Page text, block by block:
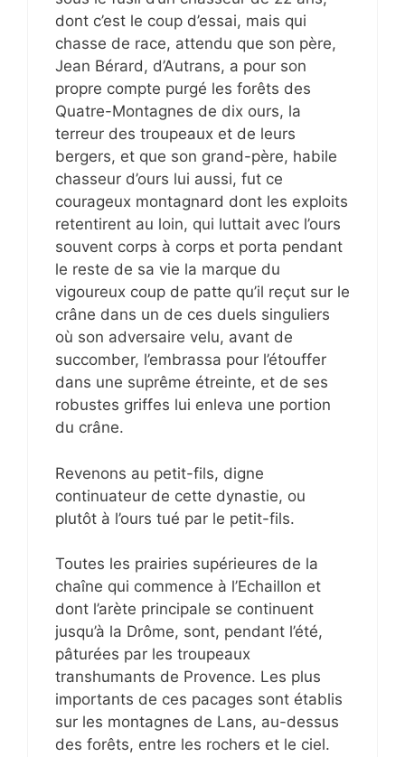
dont c’est le coup d’essai, mais qui
chasse de race, attendu que son père,
Jean Bérard, d’Autrans, a pour son
propre compte purgé les forêts des
Quatre-Montagnes de dix ours, la
terreur des troupeaux et de leurs
bergers, et que son grand-père, habile
chasseur d’ours lui aussi, fut ce
courageux montagnard dont les exploits
retentirent au loin, qui luttait avec l’ours
souvent corps à corps et porta pendant
le reste de sa vie la marque du
vigoureux coup de patte qu’il reçut sur le
crâne dans un de ces duels singuliers
où son adversaire velu, avant de
succomber, l’embrassa pour l’étouffer
dans une suprême étreinte, et de ses
robustes griffes lui enleva une portion
du crâne.
Revenons au petit-fils, digne
continuateur de cette dynastie, ou
plutôt à l’ours tué par le petit-fils.
Toutes les prairies supérieures de la
chaîne qui commence à l’Echaillon et
dont l’arète principale se continuent
jusqu’à la Drôme, sont, pendant l’été,
pâturées par les troupeaux
transhumants de Provence. Les plus
importants de ces pacages sont établis
sur les montagnes de Lans, au-dessus
des forêts, entre les rochers et le ciel.